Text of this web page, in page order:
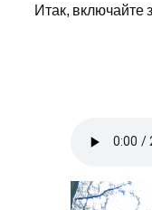
Итак, включайте